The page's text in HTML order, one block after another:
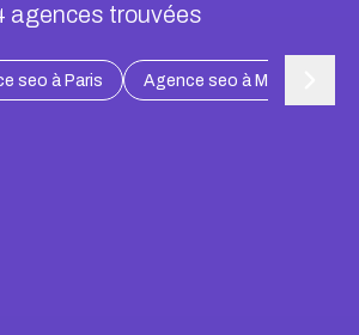
agences trouvées
seo à Paris Agence seo à Marseille